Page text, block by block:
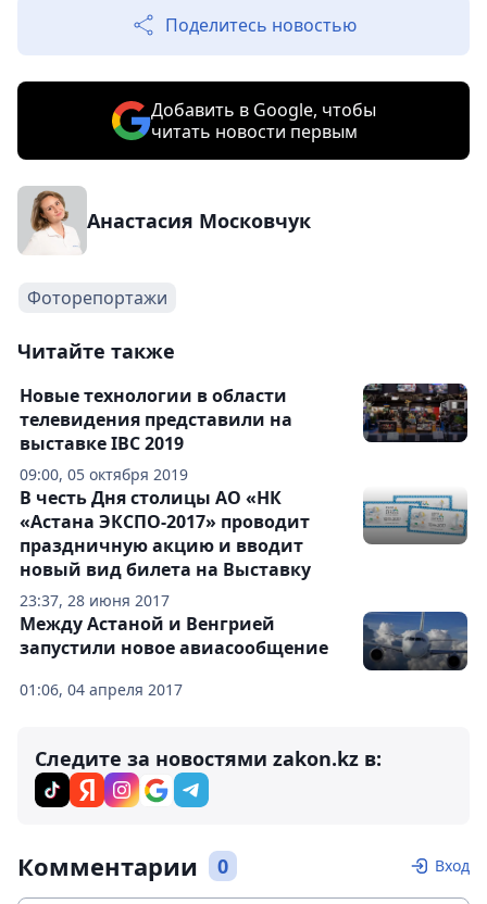
Поделитесь новостью
Добавить в Google, чтобы
читать новости первым
Анастасия Московчук
Фоторепортажи
Читайте также
09:00, 05 октября 2019
Новые технологии в области
телевидения представили на
выставке IBC 2019
23:37, 28 июня 2017
В честь Дня столицы АО «НК
«Астана ЭКСПО-2017» проводит
праздничную акцию и вводит
новый вид билета на Выставку
01:06, 04 апреля 2017
Между Астаной и Венгрией
запустили новое авиасообщение
Следите за новостями zakon.kz в:
Комментарии 0 Вход